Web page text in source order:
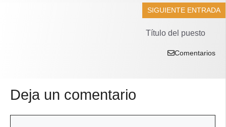
SIGUIENTE ENTRADA
Título del puesto
Comentarios
Deja un comentario